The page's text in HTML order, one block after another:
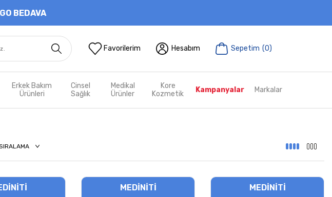
BEDAVA
Favorilerim Hesabım Sepetim (0)
Erkek Bakım
Ürünleri
Cinsel
Sağlık
Medikal
Ürünler
Kore
Kozmetik
Kampanyalar Markalar
MEDINITI MEDINITI